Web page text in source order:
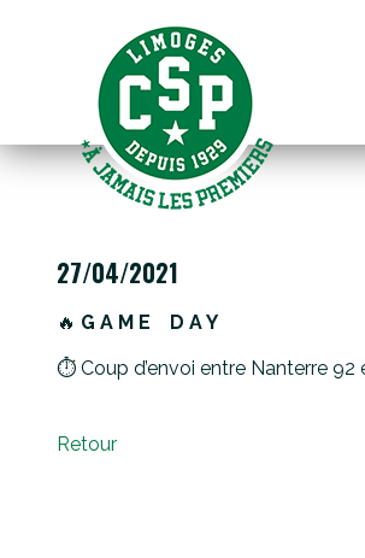
27/04/2021
🔥 G A M E
D A Y
⏱ Coup d’envoi entre Nanterre 92
Retour